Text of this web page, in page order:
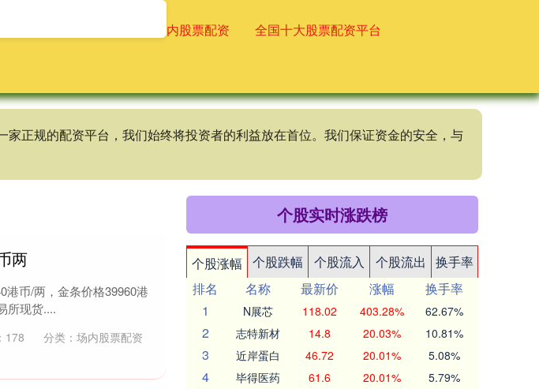
场内股票配资 全国十大股票配资平台
正规的配资平台，我们始终将投资者的利益放在首位。我们保证资金的安全，与
两
港币/两，金条价格39960港
所现货....
178 分类： 场内股票配资
个股实时涨跌榜
个股涨幅 个股跌幅 个股流入 个股流出
换手率
排名
名称 最新价 涨幅
换手率
1
N展芯 118.02 403.28% 62.67%
2 志特新材 14.8 20.03% 10.81%
3 近岸蛋白 46.72 20.01% 5.08%
4 毕得医药 61.6 20.01% 5.79%